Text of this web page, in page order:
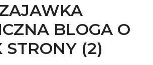
BLOGA O
STRONY (2)